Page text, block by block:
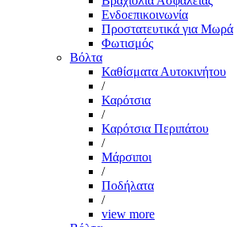
Ενδοεπικοινωνία
Προστατευτικά για Μωρά
Φωτισμός
Βόλτα
Καθίσματα Αυτοκινήτου
/
Καρότσια
/
Καρότσια Περιπάτου
/
Μάρσιποι
/
Ποδήλατα
/
view more